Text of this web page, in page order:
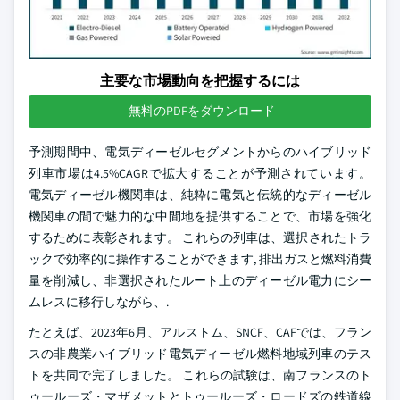
主要な市場動向を把握するには
無料のPDFをダウンロード
予測期間中、電気ディーゼルセグメントからのハイブリッド
列車市場は4.5%CAGRで拡大することが予測されています。
電気ディーゼル機関車は、純粋に電気と伝統的なディーゼル
機関車の間で魅力的な中間地を提供することで、市場を強化
するために表彰されます。 これらの列車は、選択されたトラ
ックで効率的に操作することができます, 排出ガスと燃料消費
量を削減し、非選択されたルート上のディーゼル電力にシー
ムレスに移行しながら、.
たとえば、2023年6月、アルストム、SNCF、CAFでは、フラン
スの非農業ハイブリッド電気ディーゼル燃料地域列車のテス
トを共同で完了しました。 これらの試験は、南フランスのト
ゥールーズ・マザメットとトゥールーズ・ロードズの鉄道線